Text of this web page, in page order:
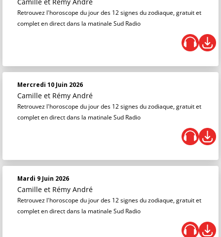
Retrouvez l'horoscope du jour des 12 signes du zodiaque, gratuit et
complet en direct dans la matinale Sud Radio
Mercredi 10 Juin 2026
Camille et Rémy André
Retrouvez l'horoscope du jour des 12 signes du zodiaque, gratuit et
complet en direct dans la matinale Sud Radio
Mardi 9 Juin 2026
Camille et Rémy André
Retrouvez l'horoscope du jour des 12 signes du zodiaque, gratuit et
complet en direct dans la matinale Sud Radio